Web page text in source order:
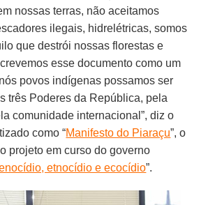
nossas terras, não aceitamos
ilegais, hidrelétricas, somos
que destrói nossas florestas e
esse documento como um
povos indígenas possamos ser
três Poderes da República, pela
comunidade internacional”, diz o
como “Manifesto do Piaraçu”, o
projeto em curso do governo
etnocídio e ecocídio”.